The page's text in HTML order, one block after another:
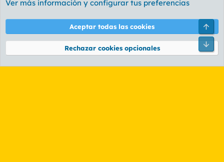
Cookies
PL OLDSTYLE AMARILLO
Términos y reglas Política de privacidad Ayuda
Community platform by XenForo® © 2010-2026 XenForo Ltd.
Ver más información y configurar tus preferencias
Aceptar todas las cookies
Rechazar cookies opcionales
Pie